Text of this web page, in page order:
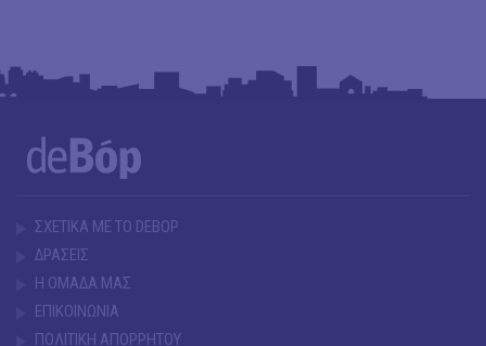
ΣΧΕΤΙΚΑ ΜΕ ΤΟ DEBOP
ΔΡΑΣΕΙΣ
Η ΟΜΑΔΑ ΜΑΣ
ΕΠΙΚΟΙΝΩΝΙΑ
ΠΟΛΙΤΙΚΗ ΑΠΟΡΡΗΤΟΥ